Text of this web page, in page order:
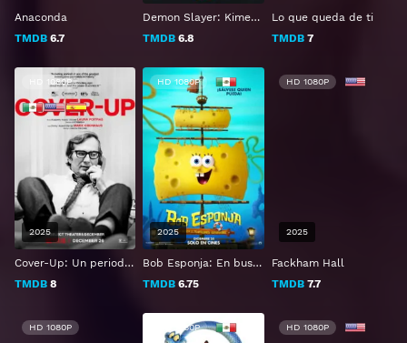
Anaconda
TMDB 6.7
Demon Slayer: Kimetsu no Yaiba castillo infinito
TMDB 6.8
Lo que queda de ti
TMDB7
Cover-Up: Un periodista en las trincheras
TMDB 8
HD 1080P
2025
Bob Esponja: En busca de los pantalones cuadrados
TMDB 6.75
HD 1080P
2025
Fackham Hall
TMDB7.7
HD 1080P
2025
HD 1080P HD 1080P HD 1080P